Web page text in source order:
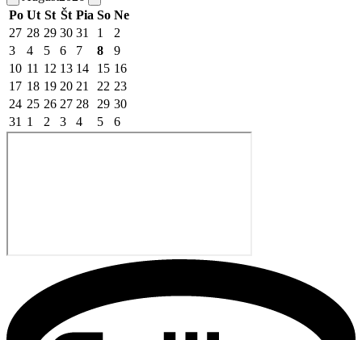
Po Ut St Št Pia So Ne
27 28 29 30 31 1
2
3
4 5 6 7 8
9
10 11 12 13 14 15 16
17 18 19 20 21 22 23
24 25 26 27 28 29 30
31 1 2 3 4 5 6